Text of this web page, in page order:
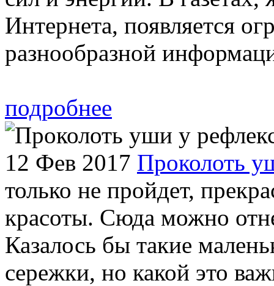
Интернета, появляется
разнообразной
подробнее
12 Фев 2017 Проколоть
только не пройдет,
красоты. Сюда можно
Казалось бы такие
сережки, но какой это